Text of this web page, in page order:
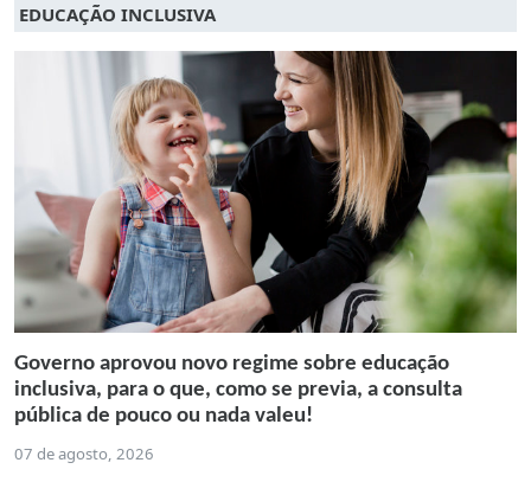
EDUCAÇÃO INCLUSIVA
Governo aprovou novo regime sobre educação
inclusiva, para o que, como se previa, a consulta
pública de pouco ou nada valeu!
07 de agosto, 2026